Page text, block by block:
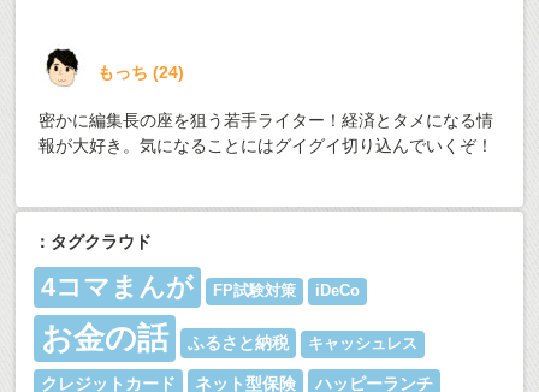
もっち(24)
密かに編集長の座を狙う若手ライター！経済とタメになる情
報が大好き。気になることにはグイグイ切り込んでいくぞ！
：タグクラウド
4コマまんが FP試験対策 iDeCo
お金の話 ふるさと納税 キャッシュレス
クレジットカード ネット型保険 ハッピーランチ